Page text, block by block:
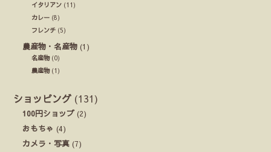
イタリアン (11)
カレー (8)
フレンチ (5)
農産物・名産物 (1)
名産物(0)
農産物(1)
ショッピング (131)
100円ショップ (2)
おもちゃ (4)
カメラ・写真 (7)